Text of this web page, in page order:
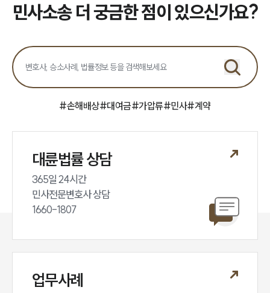
민사소송 더 궁금한 점이 있으신가요?
#손해배상#대여금#가압류#민사#계약
대륜법률 상담
365일 24시간
민사전문변호사 상담
1660-1807
업무사례